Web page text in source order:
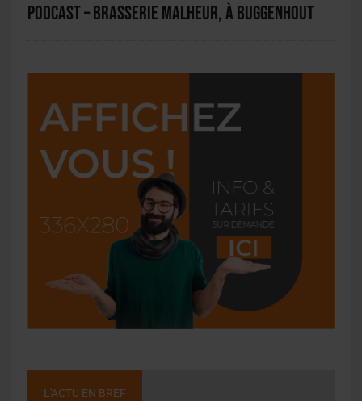
PODCAST – Brasserie Malheur, à Buggenhout
L'ACTU EN BREF